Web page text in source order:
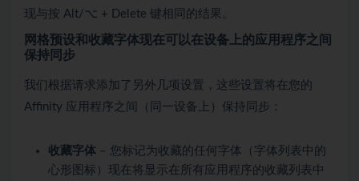
现与按 Alt/⌥ + Delete 键相同的结果。
网格预设和收藏字体现在可以在设备上的应用程序之间
保持同步
我们根据请求添加了另外几项设置，这些设置将在您的
Affinity 应用程序之间（同一设备上）保持同步：
收藏字体 – 您标记为收藏的任何字体（字体列表中的
心形图标）现在将显示在所有应用程序的收藏列表中